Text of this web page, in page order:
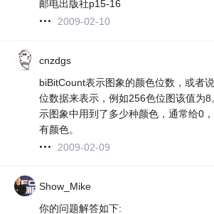
邮电出版社p15-16
2009-02-10
cnzdgs
biBitCount表示图象的颜色位数，或者
位数据来表示，例如256色位图该值为8
示图象中用到了多少种颜色，通常给0
有颜色。
2009-02-09
Show_Mike
你的问题解答如下: